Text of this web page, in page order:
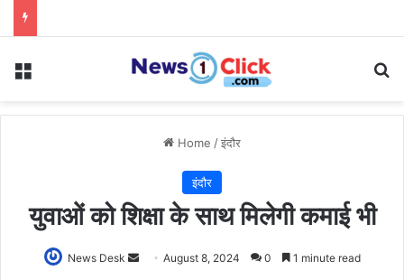
Menu
Home /इंदौर
इंदौर
युवाओं को शिक्षा के साथ मिलेगी कमाई भी
News Desk
SendAugust 8, 2024 0 1 minute read